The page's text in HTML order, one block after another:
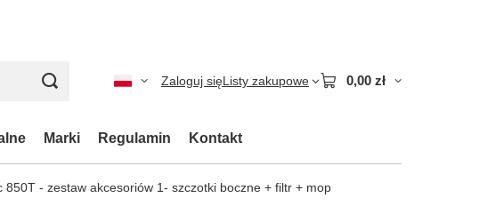
Zaloguj sięListy zakupowe 0,00 zł
Marki Regulamin Kontakt
850T - zestaw akcesoriów 1- szczotki boczne + filtr + mop